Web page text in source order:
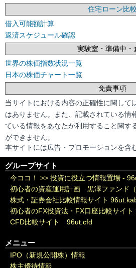
住宅ローン比較
借入可能額計算
返済スケジュール確認
実験室・準備中・
世界の株価指数状況一覧
日本の株価チャート一覧
免責事項
当サイトにおける内容の正確性に関して
はありません。また、記載されている情
ている情報をあなたが利用すること関す
ができません。
本サイトには広告・プロモーションを含
グループサイト
今ココ！ >> 投資に役立つ情報置場 -
初心者の資産運用計画 黒澤ファンド（
株式・証券会社比較情報サイト
初心者のFX投資法・FX口座比較サイト
CFD比較サイト 96ut.cfd
メニュー
IPO（新規公開株）情報
株主優待情報